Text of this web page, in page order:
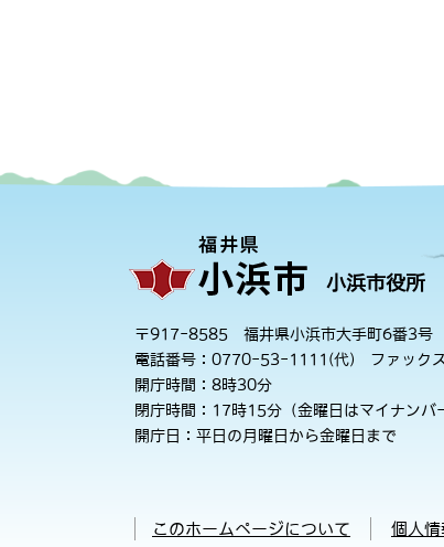
小浜市役所
〒917-8585 福井県小浜市大手町6番3号
電話番号：0770-53-1111(代) ファック
開庁時間：8時30分
閉庁時間：17時15分（金曜日はマイナンバ
開庁日：平日の月曜日から金曜日まで
このホームページについて 個人情